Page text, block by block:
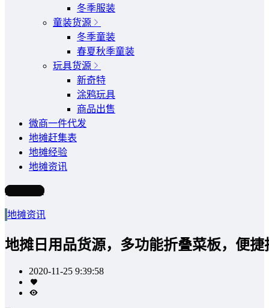
冬季服装
童装货源
冬季童装
春夏秋季童装
玩具货源
新奇特
涂鸦玩具
商品出售
微商一件代发
地摊赶集表
地摊经验
地摊资讯
写文章
地摊资讯
地摊日用品货源，多功能折叠菜板，便
2020-11-25 9:39:58